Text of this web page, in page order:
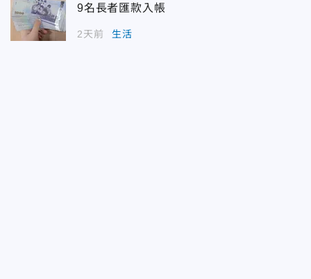
9名長者匯款入帳
2天前 生活